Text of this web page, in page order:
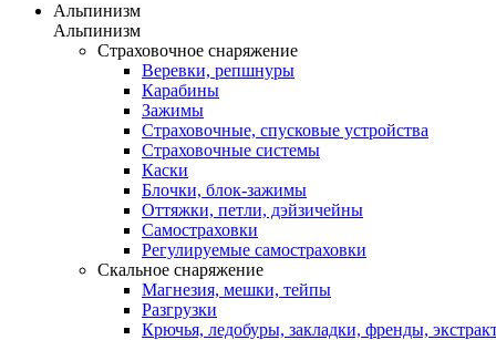
Альпинизм
Альпинизм
Страховочное снаряжение
Веревки, репшнуры
Карабины
Зажимы
Страховочные, спусковые устройства
Страховочные системы
Каски
Блочки, блок-зажимы
Оттяжки, петли, дэйзичейны
Самостраховки
Регулируемые самостраховки
Скальное снаряжение
Магнезия, мешки, тейпы
Разгрузки
Крючья, ледобуры, закладки, френды,